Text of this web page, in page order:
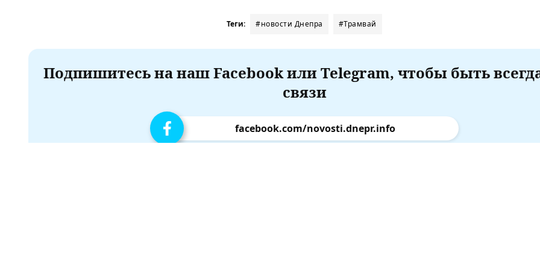
Теги: #новости Днепра #Трамвай
Подпишитесь на наш Facebook или Telegram, чтобы быть
связи
facebook.com/novosti.dnepr.info